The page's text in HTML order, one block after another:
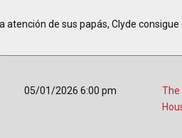
atención de sus papás, Clyde
05/01/2026 6:00 pm
The